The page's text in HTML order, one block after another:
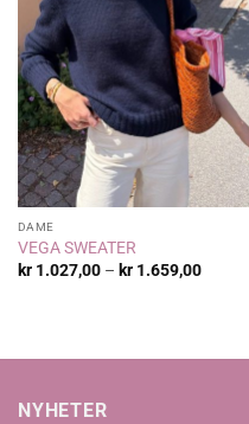
DAME
VEGA SWEATER
kr1.027,00 – kr1.659,00
NYHETER